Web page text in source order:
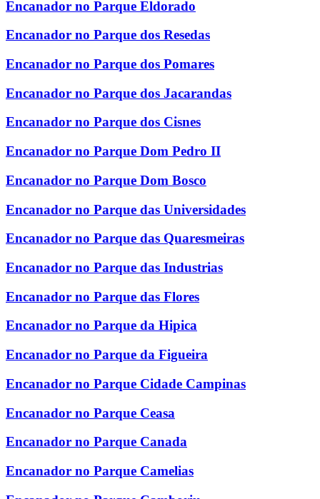
Encanador no Parque Eldorado
Encanador no Parque dos Resedas
Encanador no Parque dos Pomares
Encanador no Parque dos Jacarandas
Encanador no Parque dos Cisnes
Encanador no Parque Dom Pedro II
Encanador no Parque Dom Bosco
Encanador no Parque das Universidades
Encanador no Parque das Quaresmeiras
Encanador no Parque das Industrias
Encanador no Parque das Flores
Encanador no Parque da Hipica
Encanador no Parque da Figueira
Encanador no Parque Cidade Campinas
Encanador no Parque Ceasa
Encanador no Parque Canada
Encanador no Parque Camelias